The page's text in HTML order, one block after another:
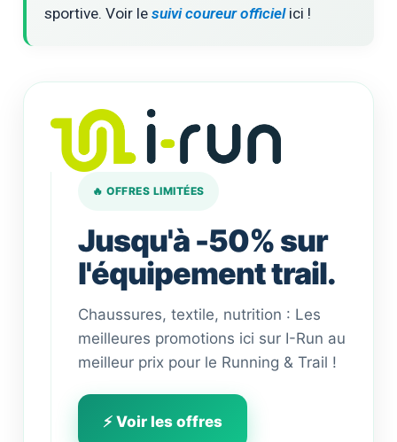
sportive. Voir lesuivi coureur officiel ici !
🔥 OFFRES LIMITÉES
Jusqu'à -50% sur
l'équipement trail.
Chaussures, textile, nutrition : Les
meilleures promotions ici sur I-Run au
meilleur prix pour le Running & Trail !
⚡ Voir les offres